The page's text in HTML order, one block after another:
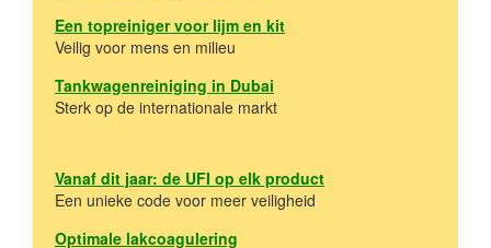
Een topreiniger voor lijm en kit
Veilig voor mens en milieu
Tankwagenreiniging in Dubai
Sterk op de internationale markt
Vanaf dit jaar: de UFI op elk product
Een unieke code voor meer veiligheid
Optimale lakcoagulering